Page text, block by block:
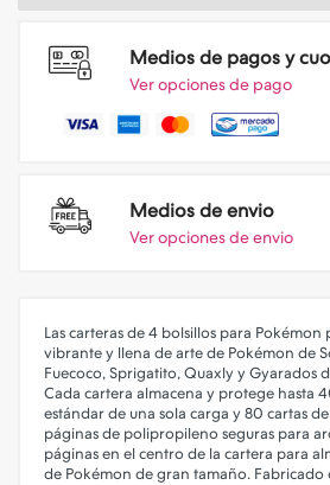
Medios de pagos y
Ver opciones de pago
Medios de envio
Ver opciones de envio
Las carteras de 4 bolsillos para Pokémon
vibrante y llena de arte de Pokémon de
Fuecoco, Sprigatito, Quaxly y Gyarados
Cada cartera almacena y protege hasta
estándar de una sola carga y 80 cartas
páginas de polipropileno seguras para
páginas en el centro de la cartera para
de Pokémon de gran tamaño. Fabricado